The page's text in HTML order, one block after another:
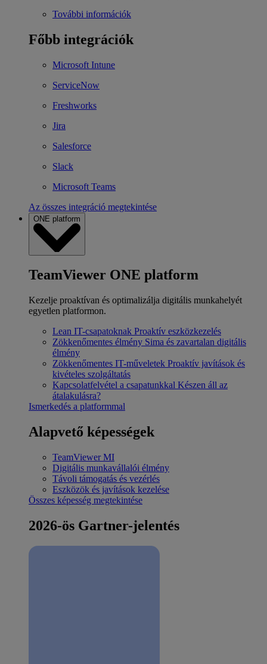
További információk
Főbb integrációk
Microsoft Intune
ServiceNow
Freshworks
Jira
Salesforce
Slack
Microsoft Teams
Az összes integráció megtekintése
ONE platform
TeamViewer ONE platform
Kezelje proaktívan és optimalizálja digitális munkahelyét
egyetlen platformon.
Lean IT-csapatoknak Proaktív eszközkezelés
Zökkenőmentes élmény Sima és zavartalan digitális
élmény
Zökkenőmentes IT-műveletek Proaktív javítások és
kivételes szolgáltatás
Kapcsolatfelvétel a csapatunkkal Készen áll az
átalakulásra?
Ismerkedés a platformmal
Alapvető képességek
TeamViewer MI
Digitális munkavállalói élmény
Távoli támogatás és vezérlés
Eszközök és javítások kezelése
Összes képesség megtekintése
2026-ös Gartner-jelentés